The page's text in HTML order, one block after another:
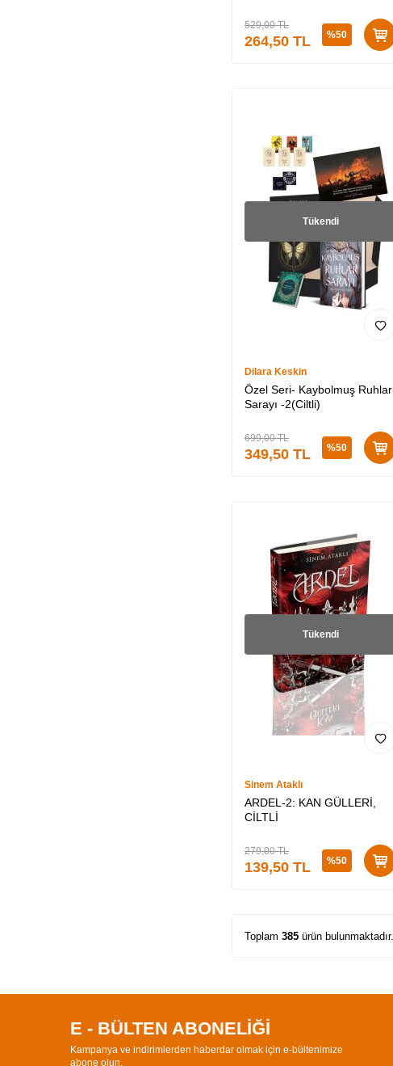
529,00TL
264,50 TL %50
Tükendi
Dilara Keskin
Özel Seri- Kaybolmuş Ruhlar
Sarayı -2(Ciltli)
699,00TL
349,50 TL %50
Tükendi
Sinem Ataklı
ARDEL-2: KAN GÜLLERİ,
CİLTLİ
279,00TL
139,50 TL %50
Toplam 385 ürün bulunmaktadır.
E - BÜLTEN ABONELİĞİ
Kampanya ve indirimlerden haberdar olmak için e-bültenimize
abone olun.